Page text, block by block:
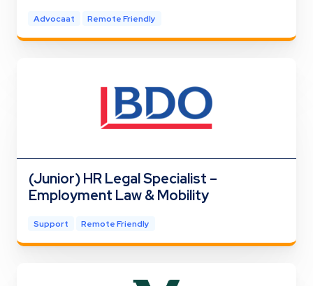
Advocaat Remote Friendly
(Junior) HR Legal Specialist –
Employment Law & Mobility
Support Remote Friendly